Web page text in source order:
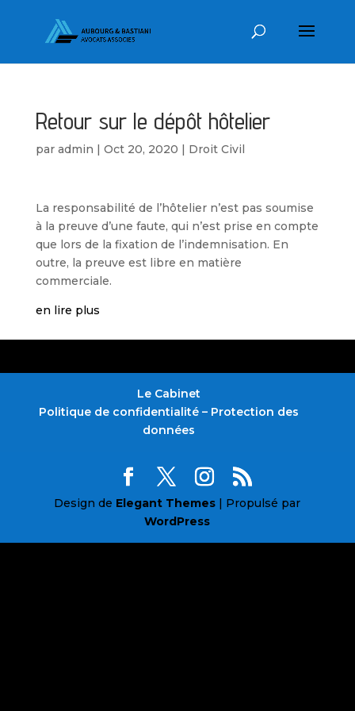
Retour sur le dépôt hôtelier
par admin | Oct 20, 2020 | Droit Civil
La responsabilité de l’hôtelier n’est pas soumise
à la preuve d’une faute, qui n’est prise en compte
que lors de la fixation de l’indemnisation. En
outre, la preuve est libre en matière
commerciale.
en lire plus
Le Cabinet
Politique de confidentialité – Protection des
données
Design de Elegant Themes | Propulsé par
WordPress